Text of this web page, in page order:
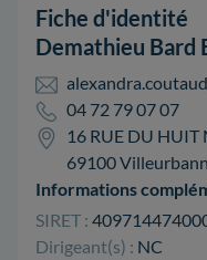
Fiche d'identité
Demathieu Bard
04 72 79 07 07
16 RUE DU HUIT
69100
Informations
SIRET :
Dirigeant(s) : NC